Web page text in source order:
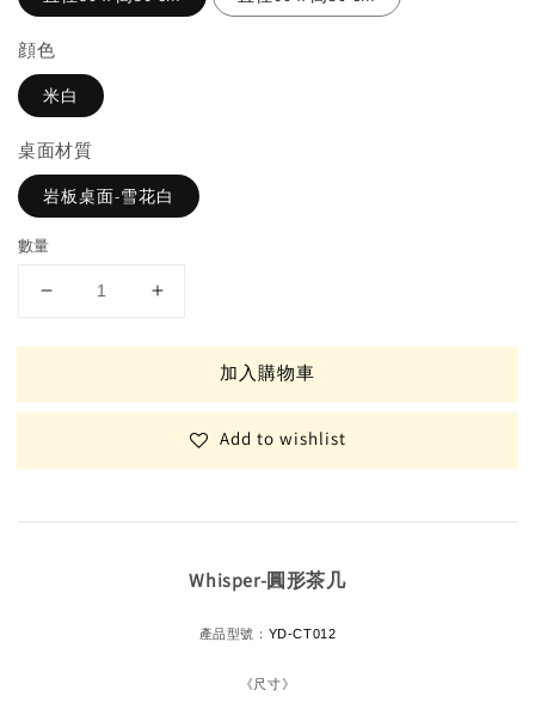
顔色
米白
桌面材質
岩板桌面-雪花白
數量
加入購物車
Add to wishlist
Whisper-圓形茶几
產品型號： YD-CT012
《尺寸》